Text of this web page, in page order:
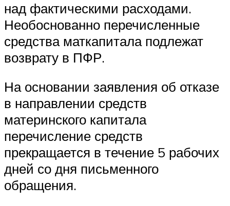
над фактическими расходами.
Необоснованно перечисленные
средства маткапитала подлежат
возврату в ПФР.
На основании заявления об отказе
в направлении средств
материнского капитала
перечисление средств
прекращается в течение 5 рабочих
дней со дня письменного
обращения.